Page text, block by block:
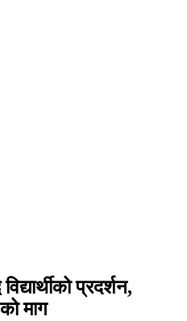
प्रदर्शन,
माग